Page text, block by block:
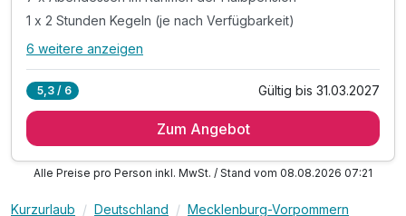
1 x 2 Stunden Kegeln (je nach Verfügbarkeit)
Alle Inklusivleistungen
7 x reichhaltiges Frühstück vom Buffet
1 x 2 Stunden Kegeln (je nach Verfügbarkeit)
6 weitere anzeigen
5,3 / 6 Gültig bis 31.03.2027
Zum Angebot
Alle Preise pro Person inkl. MwSt. / Stand vom 08.08.2026 07:21
Kurzurlaub Deutschland
Mecklenburg-Vorpommern